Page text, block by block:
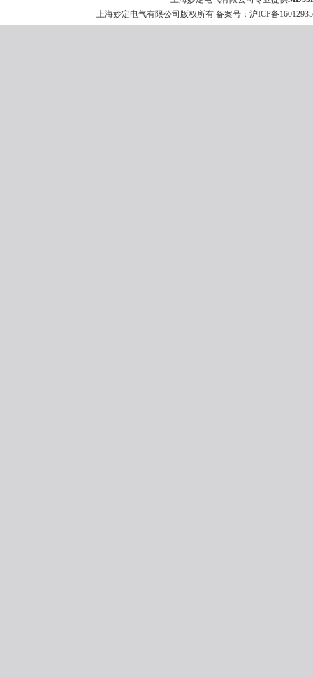
上海妙定电气有限公司版权所有 备案号： 沪ICP备